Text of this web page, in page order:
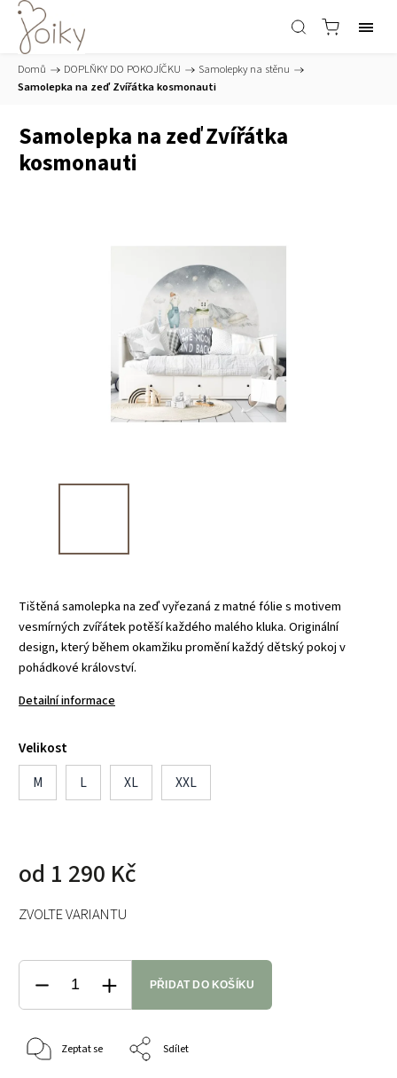
Domů / DOPLŇKY DO POKOJÍČKU / Samolepky na stěnu /
Samolepka na zeď Zvířátka kosmonauti
Samolepka na zeď Zvířátka
kosmonauti
Tištěná samolepka na zeď vyřezaná z matné fólie s motivem
vesmírných zvířátek potěší každého malého kluka. Originální
design, který během okamžiku promění každý dětský pokoj v
pohádkové království.
Detailní informace
Velikost
M
L XL XXL
od 1 290 Kč
ZVOLTE VARIANTU
PŘIDAT DO KOŠÍKU
Zeptat se Sdílet